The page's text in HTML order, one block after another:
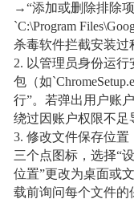
→“添加或删除排除
`C:\Program
杀毒软件拦截安装过
2. 以管理员身份运行
包（如
行”。若弹出用户账
绕过因账户权限不足
3. 修改文件保存位置
三个点图标，选择“
位置”更改为桌面或
载前询问每个文件的